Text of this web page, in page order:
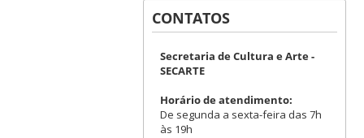
CONTATOS
Secretaria de Cultura e Arte -
SECARTE
Horário de atendimento:
De segunda a sexta-feira das 7h
às 19h